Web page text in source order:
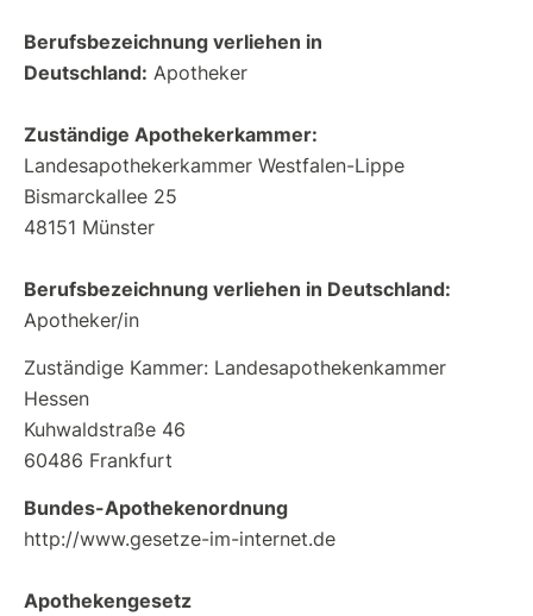
Berufsbezeichnung verliehen in
Deutschland: Apotheker
Zuständige Apothekerkammer:
Landesapothekerkammer Westfalen-Lippe
Bismarckallee 25
48151 Münster
Berufsbezeichnung verliehen in Deutschland:
Apotheker/in
Zuständige Kammer: Landesapothekenkammer
Hessen
Kuhwaldstraße 46
60486 Frankfurt
Bundes-Apothekenordnung
http://www.gesetze-im-internet.de
Apothekengesetz